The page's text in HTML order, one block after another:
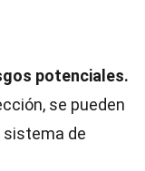
potenciales.
se pueden
de